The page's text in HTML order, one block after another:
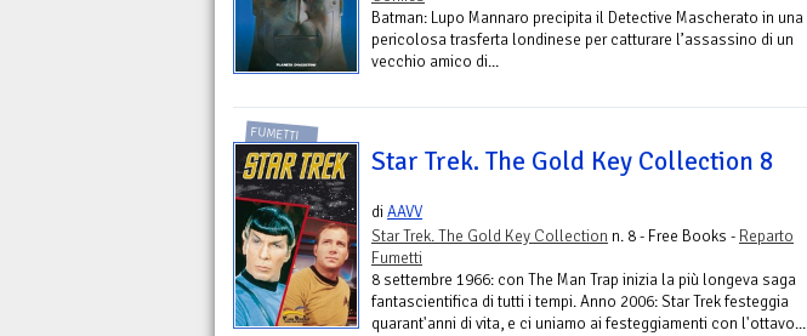
Batman: Lupo Mannaro precipita il Detective Mascherato in una
pericolosa trasferta londinese per catturare l’assassino di un
vecchio amico di...
FUMETTI
Star Trek. The Gold Key Collection 8
diAAVV
Star Trek. The Gold Key Collection n. 8 - Free Books - Reparto
Fumetti
8 settembre 1966: con The Man Trap inizia la più longeva saga
fantascientifica di tutti i tempi. Anno 2006: Star Trek festeggia
quarant'anni di vita, e ci uniamo ai festeggiamenti con l'ottavo...